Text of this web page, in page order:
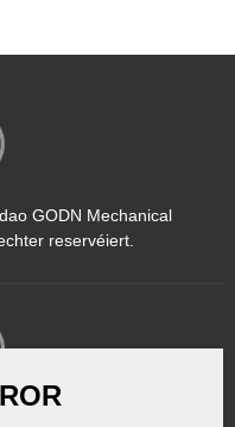
GODN Mechanical
reservéiert.